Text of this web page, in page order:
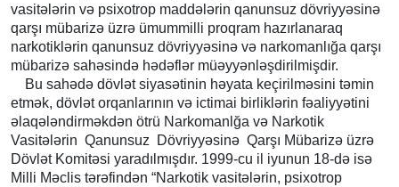
vasitələrin və psixotrop maddələrin qanunsuz dövriyyəsinə
qarşı mübarizə üzrə ümummilli proqram hazırlanaraq
narkotiklərin qanunsuz dövriyyəsinə və narkomanlığa qarşı
mübarizə sahəsində hədəflər müəyyənləşdirilmişdir.
Bu sahədə dövlət siyasətinin həyata keçirilməsini təmin
etmək, dövlət orqanlarının və ictimai birliklərin fəaliyyətini
əlaqələndirməkdən ötrü Narkomanlğa və Narkotik
Vasitələrin Qanunsuz Dövriyyəsinə Qarşı Mübarizə üzrə
Dövlət Komitəsi yaradılmışdır. 1999-cu il iyunun 18-də isə
Milli Məclis tərəfindən “Narkotik vasitələrin, psixotrop